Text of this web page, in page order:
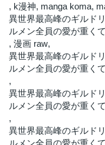
, k漫神, manga koma,
異世界最高峰のギルド
ルメン全員の愛が重く
, 漫画 raw,
異世界最高峰のギルド
ルメン全員の愛が重く
,
異世界最高峰のギルド
ルメン全員の愛が重く
,
異世界最高峰のギルド
ルメン全員の愛が重く